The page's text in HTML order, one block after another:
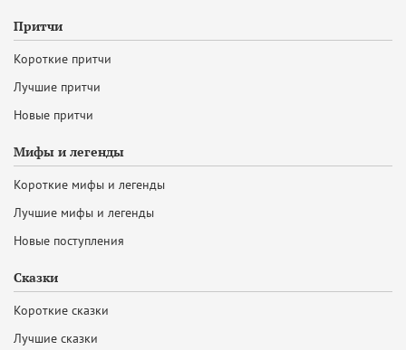
Притчи
Короткие притчи
Лучшие притчи
Новые притчи
Мифы и легенды
Короткие мифы и легенды
Лучшие мифы и легенды
Новые поступления
Сказки
Короткие сказки
Лучшие сказки